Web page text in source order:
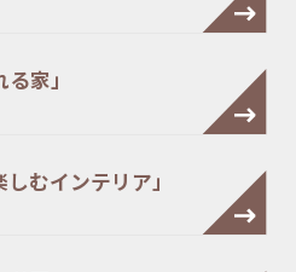
家」
むインテリア」